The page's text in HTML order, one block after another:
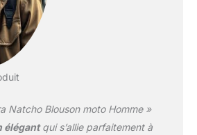
Natcho Blouson moto Homme »
élégantqui s’allie parfaitement à